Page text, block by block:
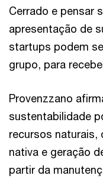
Cerrado e pensar
apresentação de
startups podem
grupo, para
Provenzzano
sustentabilidade
recursos naturais,
nativa e geração
partir da